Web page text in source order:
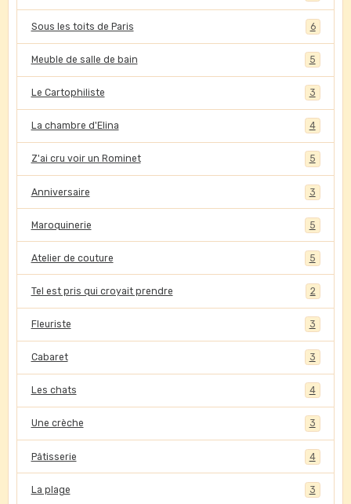
Sous les toits de Paris 6
Meuble de salle de bain 5
Le Cartophiliste 3
La chambre d'Elina 4
Z'ai cru voir un Rominet 5
Anniversaire 3
Maroquinerie 5
Atelier de couture 5
Tel est pris qui croyait prendre 2
Fleuriste 3
Cabaret 3
Les chats 4
Une crèche 3
Pâtisserie 4
La plage 3